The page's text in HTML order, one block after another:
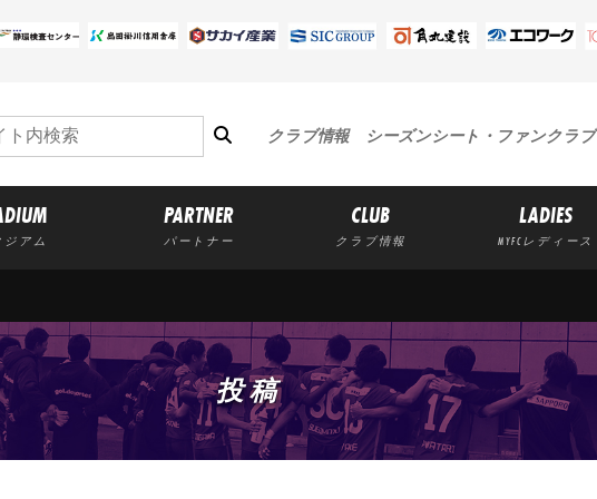
クラブ情報 シーズンシート・ファンクラブ
ジアム
PARTNER
パートナー
CLUB
クラブ情報
LADIES
MYFCレディース
投稿